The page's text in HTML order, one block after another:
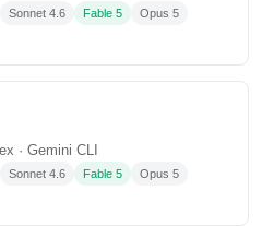
Sonnet 4.6 Fable 5
Opus 5
· Gemini CLI
Sonnet 4.6 Fable 5
Opus 5